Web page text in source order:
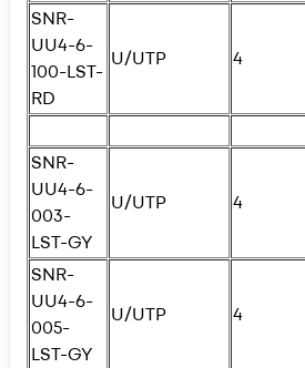
SNR-
UU4-6-
100-LST-
RD
U/UTP 4
SNR-
UU4-6-
003-
LST-GY
U/UTP 4
SNR-
UU4-6-
005-
LST-GY
U/UTP 4